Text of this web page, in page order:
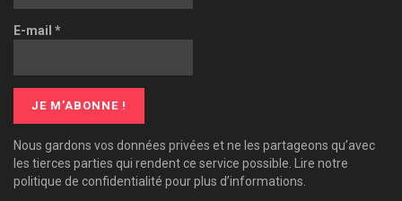
E-mail *
Nous gardons vos données privées et ne les partageons qu’avec
les tierces parties qui rendent ce service possible. Lire notre
politique de confidentialité pour plus d’informations.